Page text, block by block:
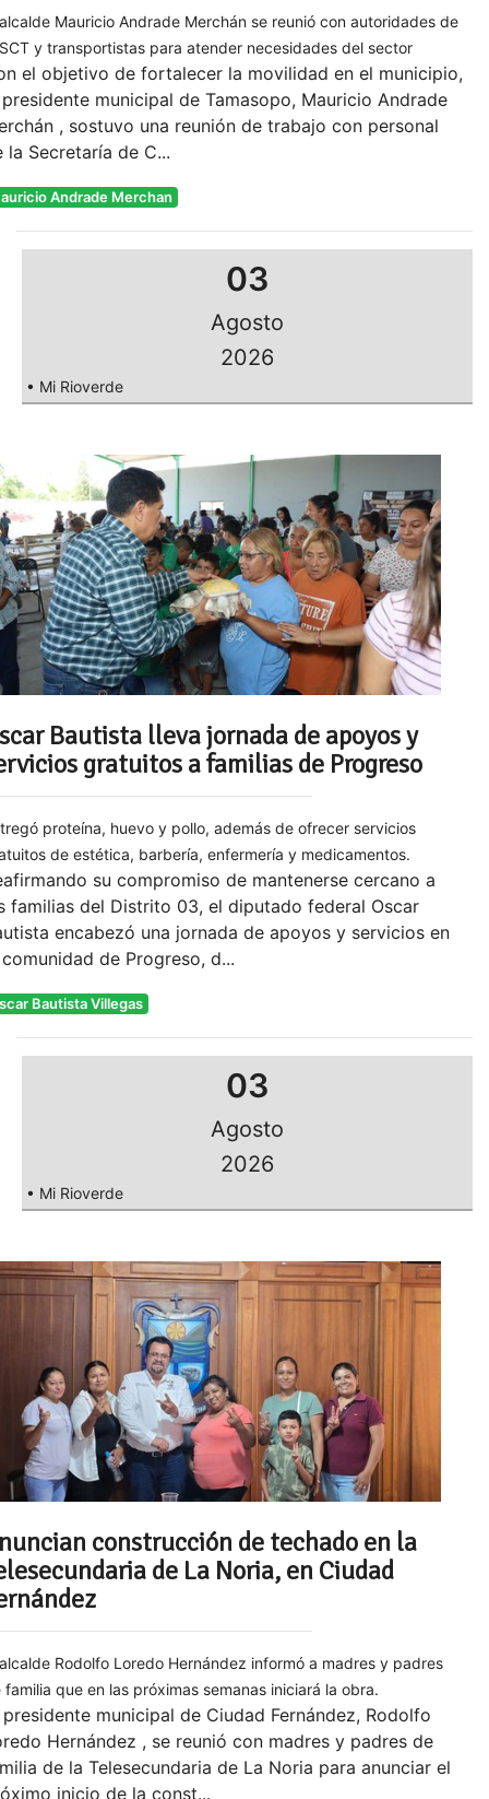
Mauricio Andrade Merchán se reunió con autoridades de
y transportistas para atender necesidades del sector
el objetivo de fortalecer la movilidad en el municipio,
municipal de Tamasopo, Mauricio Andrade
, sostuvo una reunión de trabajo con personal
la Secretaría de C...
Andrade Merchan
03
Agosto
2026
• Mi Rioverde
Bautista lleva jornada de apoyos y
gratuitos a familias de Progreso
proteína, huevo y pollo, además de ofrecer servicios
de estética, barbería, enfermería y medicamentos.
su compromiso de mantenerse cercano a
familias del Distrito 03, el diputado federal Oscar
encabezó una jornada de apoyos y servicios en
de Progreso, d...
Bautista Villegas
03
Agosto
2026
• Mi Rioverde
construcción de techado en la
de La Noria, en Ciudad
Rodolfo Loredo Hernández informó a madres y padres
familia que en las próximas semanas iniciará la obra.
presidente municipal de Ciudad Fernández, Rodolfo
Hernández , se reunió con madres y padres de
de la Telesecundaria de La Noria para anunciar el
inicio de la const...